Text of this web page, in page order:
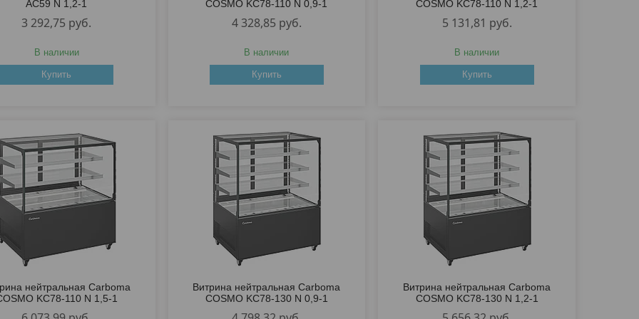
AC59 N 1,2-1
3 292,75 руб.
В наличии
Купить
COSMO KC78-110 N 0,9-1
4 328,85 руб.
В наличии
Купить
COSMO KC78-110 N 1,2-1
5 131,81 руб.
В наличии
Купить
нейтральная Carboma
KC78-110 N 1,5-1
Витрина нейтральная Carboma
COSMO KC78-130 N 0,9-1
Витрина нейтральная Carboma
COSMO KC78-130 N 1,2-1